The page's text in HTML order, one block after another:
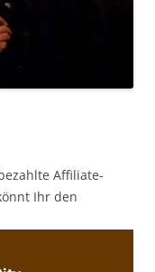
Affiliate-
Ihr den